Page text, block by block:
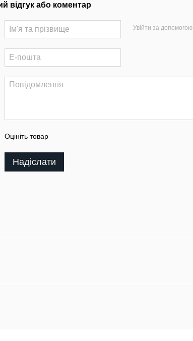
відгук або коментар
Увійти за допомогою
Оцініть товар
Надіслати